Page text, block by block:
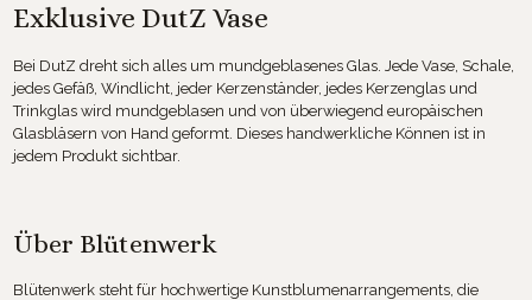
Exklusive DutZ Vase
Bei DutZ dreht sich alles um mundgeblasenes Glas. Jede Vase, Schale,
jedes Gefäß, Windlicht, jeder Kerzenständer, jedes Kerzenglas und
Trinkglas wird mundgeblasen und von überwiegend europäischen
Glasbläsern von Hand geformt. Dieses handwerkliche Können ist in
jedem Produkt sichtbar.
Über Blütenwerk
Blütenwerk steht für hochwertige Kunstblumenarrangements, die